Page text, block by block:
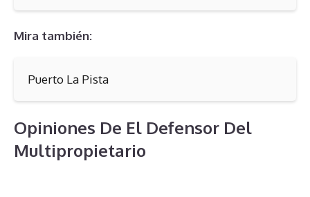
Mira también:
Puerto La Pista
Opiniones De El Defensor Del
Multipropietario